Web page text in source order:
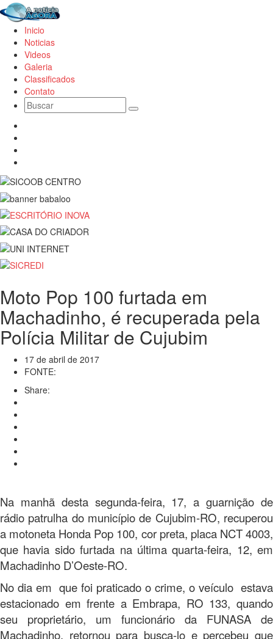
Inicio
Noticias
Videos
Galeria
Classificados
Contato
Moto Pop 100 furtada em
Machadinho, é recuperada pela
Polícia Militar de Cujubim
17 de abril de 2017
FONTE:
Share:
Na manhã desta segunda-feira, 17, a guarnição de
rádio patrulha do município de Cujubim-RO, recuperou
a motoneta Honda Pop 100, cor preta, placa NCT 4003,
que havia sido furtada na última quarta-feira, 12, em
Machadinho D’Oeste-RO.
No dia em que foi praticado o crime, o veículo estava
estacionado em frente a Embrapa, RO 133, quando
seu proprietário, um funcionário da FUNASA de
Machadinho, retornou para busca-lo e percebeu que